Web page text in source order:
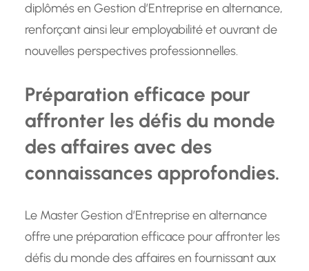
diplômés en Gestion d’Entreprise en alternance,
renforçant ainsi leur employabilité et ouvrant de
nouvelles perspectives professionnelles.
Préparation efficace pour
affronter les défis du monde
des affaires avec des
connaissances approfondies.
Le Master Gestion d’Entreprise en alternance
offre une préparation efficace pour affronter les
défis du monde des affaires en fournissant aux